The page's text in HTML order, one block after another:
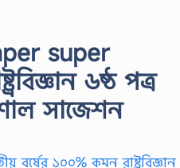
super
৬ষ্ঠ পত্র
সাজেশন